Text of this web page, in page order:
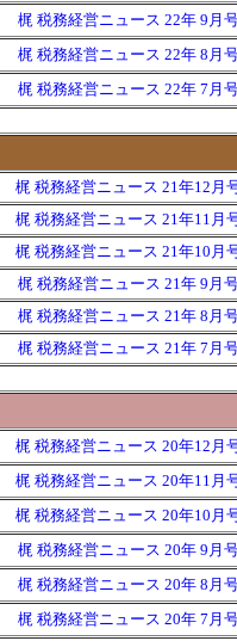
梶 税務経営ニュース 22年 9月
梶 税務経営ニュース 22年 8月
梶 税務経営ニュース 22年 7月
梶 税務経営ニュース 21年12月
梶 税務経営ニュース 21年11月
梶 税務経営ニュース 21年10月
梶 税務経営ニュース 21年 9月
梶 税務経営ニュース 21年 8月
梶 税務経営ニュース 21年 7月
梶 税務経営ニュース 20年12月
梶 税務経営ニュース 20年11月
梶 税務経営ニュース 20年10月
梶 税務経営ニュース 20年 9月
梶 税務経営ニュース 20年 8月
梶 税務経営ニュース 20年 7月